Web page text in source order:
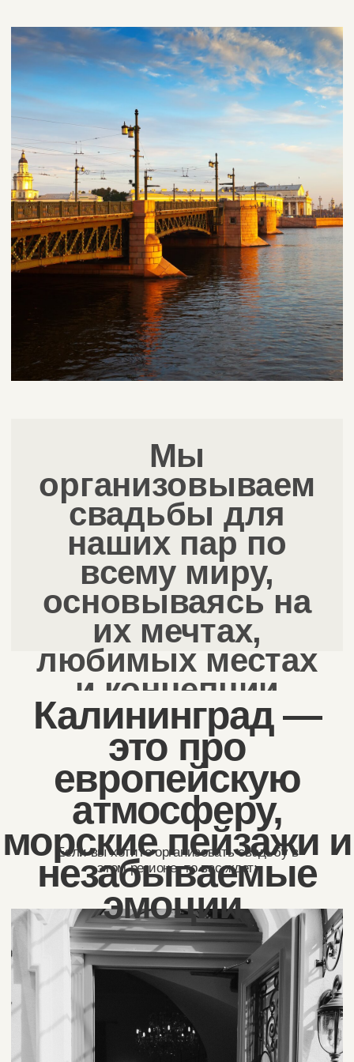
От изысканных ресторанов в центре города
до уединенных усадеб в Калининградской
области, для организации как камерной, так
и масштабной свадьбы.
Разнообразие локаций:
Природа и виды:
Куршская коса, озера, леса, Балтийское
море — природа станет главным
украшением вашего вечера.
Исторические здания, замки, кирхи создают
уникальную атмосферу для фотосессий
и церемоний.
Европейская
архитектура:
в беседках у воды с видом на Балтику.
Море, замки, исторические места,
Уникальные локации:
Европейская
атмосфера:
Архитектура, парки, набережные
Прямое ж/д сообщение, авиарейсы
Доступность:
Куршская коса, Балтийское море,
заповедные леса
Природные
декорации:
Стоимость:
Более доступные цены по сравнению с
Москвой и Санкт-Петербургом
Ключевые
преимущества: